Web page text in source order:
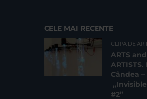
CELE MAI RECENTE
CLIPA DE
ARTS and
Cândea –
#2”